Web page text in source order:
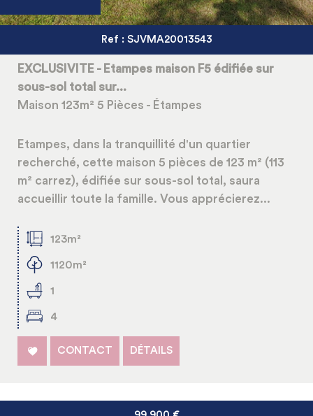
Ref : SJVMA20013543
EXCLUSIVITE - Etampes maison F5 édifiée sur
sous-sol total sur...
Maison 123m² 5 Pièces - Étampes
Etampes, dans la tranquillité d'un quartier
recherché, cette maison 5 pièces de 123 m² (113
m² carrez), édifiée sur sous-sol total, saura
accueillir toute la famille. Vous apprécierez...
123m²
1120m²
1
4
CONTACT DÉTAILS